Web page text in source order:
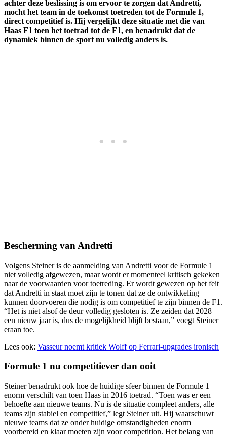
achter deze beslissing is om ervoor te zorgen dat Andretti,
mocht het team in de toekomst toetreden tot de Formule 1,
direct competitief is. Hij vergelijkt deze situatie met die van
Haas F1 toen het toetrad tot de F1, en benadrukt dat de
dynamiek binnen de sport nu volledig anders is.
Bescherming van Andretti
Volgens Steiner is de aanmelding van Andretti voor de Formule 1
niet volledig afgewezen, maar wordt er momenteel kritisch gekeken
naar de voorwaarden voor toetreding. Er wordt gewezen op het feit
dat Andretti in staat moet zijn te tonen dat ze de ontwikkeling
kunnen doorvoeren die nodig is om competitief te zijn binnen de F1.
“Het is niet alsof de deur volledig gesloten is. Ze zeiden dat 2028
een nieuw jaar is, dus de mogelijkheid blijft bestaan,” voegt Steiner
eraan toe.
Lees ook: Vasseur noemt kritiek Wolff op Ferrari-upgrades ironisch
Formule 1 nu competitiever dan ooit
Steiner benadrukt ook hoe de huidige sfeer binnen de Formule 1
enorm verschilt van toen Haas in 2016 toetrad. “Toen was er een
behoefte aan nieuwe teams. Nu is de situatie compleet anders, alle
teams zijn stabiel en competitief,” legt Steiner uit. Hij waarschuwt
nieuwe teams dat ze onder huidige omstandigheden enorm
voorbereid en klaar moeten zijn voor competition. Het belang van